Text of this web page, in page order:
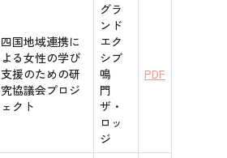
四国地域連携に
よる女性の学び
支援のための研
究協議会プロジ
ェクト
グラ
ンド
エク
シブ
鳴
門
ザ・
ロッ
ジ
PDF